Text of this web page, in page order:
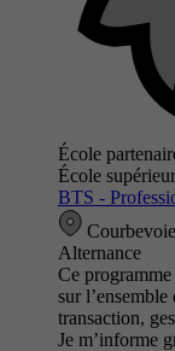
École
École
BTS -
Alternance
Ce
sur
transaction,
Je m’informe